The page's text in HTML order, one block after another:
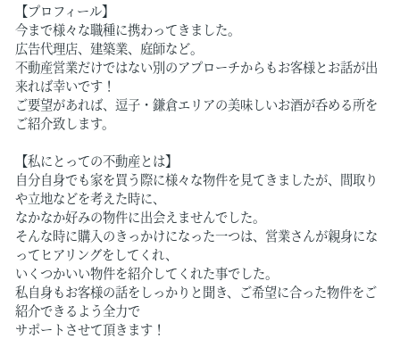
【プロフィール】
今まで様々な職種に携わってきました。
広告代理店、建築業、庭師など。
不動産営業だけではない別のアプローチからもお客様とお話が出
来れば幸いです！
ご要望があれば、逗子・鎌倉エリアの美味しいお酒が呑める所を
ご紹介致します。
【私にとっての不動産とは】
自分自身でも家を買う際に様々な物件を見てきましたが、間取り
や立地などを考えた時に、
なかなか好みの物件に出会えませんでした。
そんな時に購入のきっかけになった一つは、営業さんが親身にな
ってヒアリングをしてくれ、
いくつかいい物件を紹介してくれた事でした。
私自身もお客様の話をしっかりと聞き、ご希望に合った物件をご
紹介できるよう全力で
サポートさせて頂きます！